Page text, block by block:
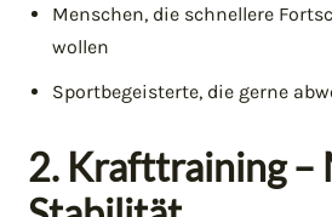
Menschen, die schnellere
wollen
Sportbegeisterte, die gerne
2. Krafttraining –